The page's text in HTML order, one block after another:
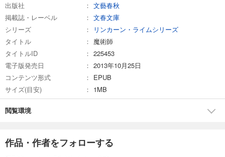
出版社
文藝春秋
掲載誌・レーベル
文春文庫
シリーズ
リンカーン・ライムシリーズ
タイトル
魔術師
タイトルID
225453
電子版発売日
2013年10月25日
コンテンツ形式
EPUB
サイズ(目安)
1MB
閲覧環境
作品・作者をフォローする